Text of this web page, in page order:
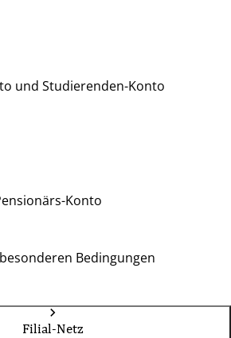
und Studierenden-Konto
Konto
Bedingungen
Filial-Netz